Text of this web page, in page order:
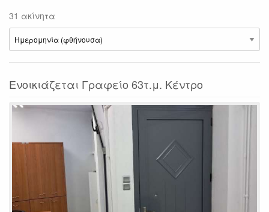
31 ακίνητα
Ενοικιάζεται Γραφείο 63τ.μ. Κέντρο